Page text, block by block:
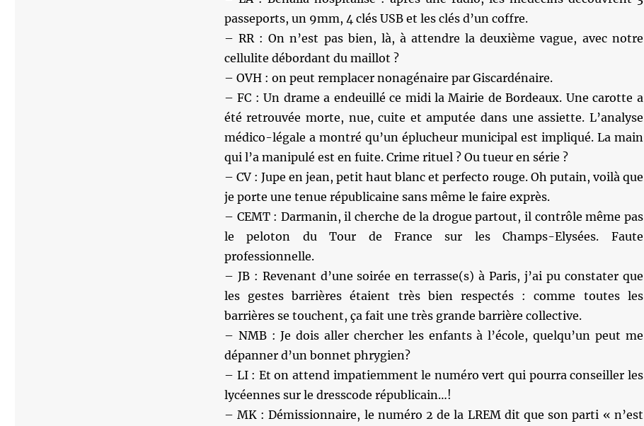
passeports, un 9mm, 4 clés USB et les clés d’un coffre.
– RR : On n’est pas bien, là, à attendre la deuxième vague, avec notre
cellulite débordant du maillot ?
– OVH : on peut remplacer nonagénaire par Giscardénaire.
– FC : Un drame a endeuillé ce midi la Mairie de Bordeaux. Une carotte a
été retrouvée morte, nue, cuite et amputée dans une assiette. L’analyse
médico-légale a montré qu’un éplucheur municipal est impliqué. La main
qui l’a manipulé est en fuite. Crime rituel ? Ou tueur en série ?
– CV : Jupe en jean, petit haut blanc et perfecto rouge. Oh putain, voilà que
je porte une tenue républicaine sans même le faire exprès.
– CEMT : Darmanin, il cherche de la drogue partout, il contrôle même pas
le peloton du Tour de France sur les Champs-Elysées. Faute
professionnelle.
– JB : Revenant d’une soirée en terrasse(s) à Paris, j’ai pu constater que
les gestes barrières étaient très bien respectés : comme toutes les
barrières se touchent, ça fait une très grande barrière collective.
– NMB : Je dois aller chercher les enfants à l’école, quelqu’un peut me
dépanner d’un bonnet phrygien?
– LI : Et on attend impatiemment le numéro vert qui pourra conseiller les
lycéennes sur le dresscode républicain…!
– MK : Démissionnaire, le numéro 2 de la LREM dit que son parti « n’est